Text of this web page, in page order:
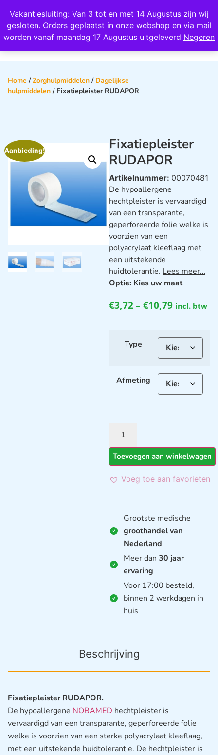
Vakantiesluiting: Van 3 tot en met 14 Augustus zijn wij
gesloten. Orders geplaatst in onze webshop en via mail
worden vanaf maandag 17 Augustus uitgeleverd Negeren
Wij scoren een 4,8 op Google
Home /Zorghulpmiddelen / Dagelijkse
hulpmiddelen / Fixatiepleister RUDAPOR
Aanbieding!
Fixatiepleister
RUDAPOR
Artikelnummer: 00070481
De hypoallergene
hechtpleister is vervaardigd
van een transparante,
geperforeerde folie welke is
voorzien van een
polyacrylaat kleeflaag met
een uitstekende
huidtolerantie. Lees meer…
Optie: Kies uw maat
€3,72– €10,79 incl. btw
Type
Afmeting
Toevoegen aan winkelwagen
Voeg toe aan favorieten
Grootste medische
groothandel van
Nederland
Meer dan 30 jaar
ervaring
Voor 17:00 besteld,
binnen 2 werkdagen in
huis
Beschrijving
Fixatiepleister RUDAPOR.
De hypoallergene NOBAMED hechtpleister is
vervaardigd van een transparante, geperforeerde folie
welke is voorzien van een sterke polyacrylaat kleeflaag,
met een uitstekende huidtolerantie. De hechtpleister is